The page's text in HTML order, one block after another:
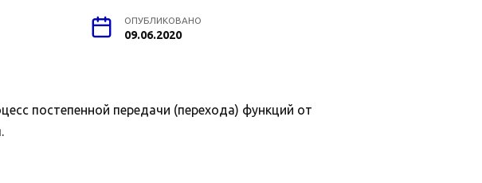
ОПУБЛИКОВАНО
09.06.2020
постепенной передачи (перехода) функций от